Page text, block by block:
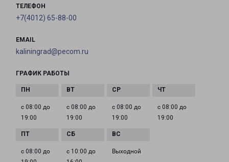
ТЕЛЕФОН
+7(4012) 65-88-00
EMAIL
kaliningrad@pecom.ru
ГРАФИК РАБОТЫ
с 08:00 до
19:00
с 08:00 до
19:00
с 08:00 до
19:00
с 08:00 до
19:00
с 08:00 до
с 10:00 до
Выходной